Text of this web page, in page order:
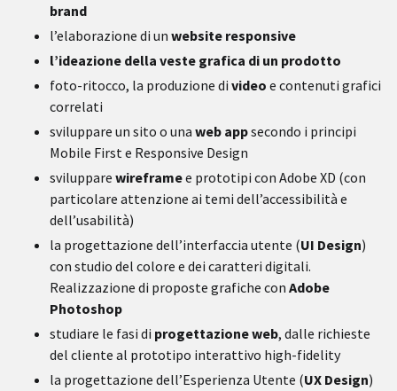
brand
l’elaborazione di un website responsive
l’ideazione della veste grafica di un prodotto
foto-ritocco, la produzione di video e contenuti grafici
correlati
sviluppare un sito o una web appsecondo i principi
Mobile First e Responsive Design
sviluppare wireframee prototipi con Adobe XD (con
particolare attenzione ai temi dell’accessibilità e
dell’usabilità)
la progettazione dell’interfaccia utente (UI Design)
con studio del colore e dei caratteri digitali.
Realizzazione di proposte grafiche con Adobe
Photoshop
studiare le fasi di progettazione web, dalle richieste
del cliente al prototipo interattivo high-fidelity
la progettazione dell’Esperienza Utente (UX Design)